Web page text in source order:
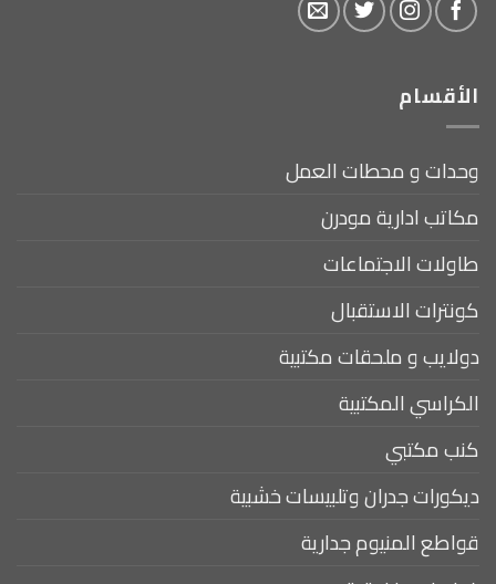
الأقسام
وحدات و محطات العمل
مكاتب ادارية مودرن
طاولات الاجتماعات
كونترات الاستقبال
دولايب و ملحقات مكتبية
الكراسي المكتبية
كنب مكتبي
ديكورات جدران وتلبيسات خشبية
قواطع المنيوم جدارية